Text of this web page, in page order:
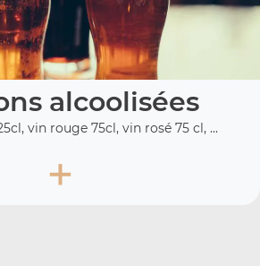
alcoolisées
vin rouge 75cl, vin rosé 75 cl, ...
+